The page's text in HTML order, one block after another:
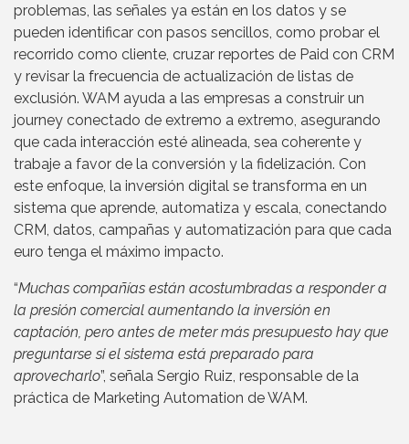
problemas, las señales ya están en los datos y se
pueden identificar con pasos sencillos, como probar el
recorrido como cliente, cruzar reportes de Paid con CRM
y revisar la frecuencia de actualización de listas de
exclusión. WAM ayuda a las empresas a construir un
journey conectado de extremo a extremo, asegurando
que cada interacción esté alineada, sea coherente y
trabaje a favor de la conversión y la fidelización. Con
este enfoque, la inversión digital se transforma en un
sistema que aprende, automatiza y escala, conectando
CRM, datos, campañas y automatización para que cada
euro tenga el máximo impacto.
“Muchas compañías están acostumbradas a responder a
la presión comercial aumentando la inversión en
captación, pero antes de meter más presupuesto hay que
preguntarse si el sistema está preparado para
aprovecharlo”, señala Sergio Ruiz, responsable de la
práctica de Marketing Automation de WAM.